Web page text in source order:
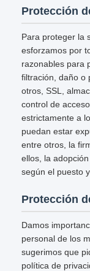
Protección
Para proteger la
esforzamos por
razonables para
filtración, daño o
otros, SSL,
control de
estrictamente a
puedan estar
entre otros, la
ellos, la
según el puesto
Protección
Damos
personal de los
sugerimos que
política de